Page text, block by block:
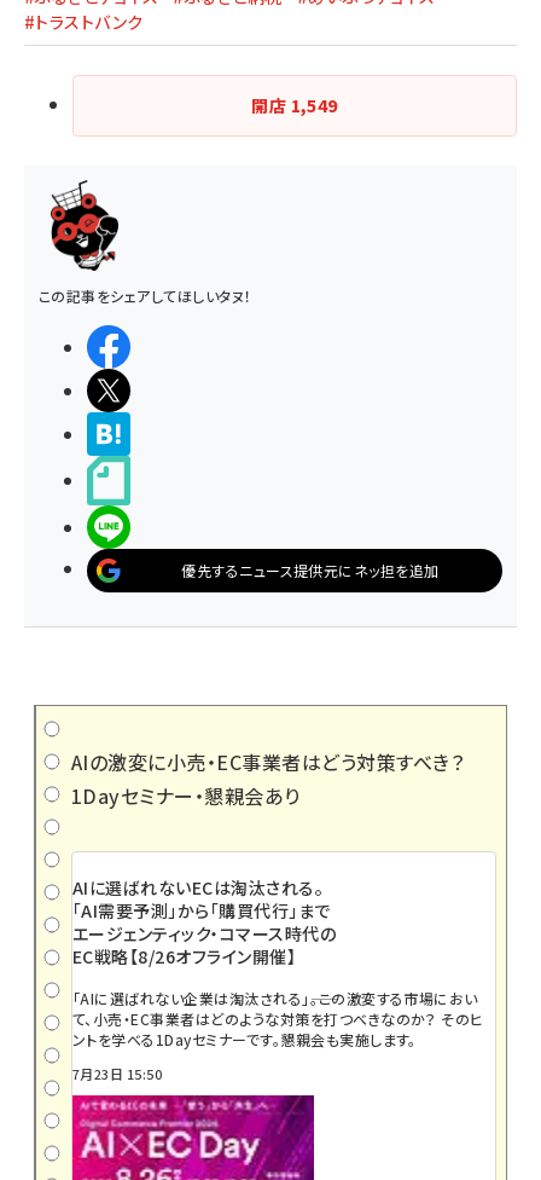
#トラストバンク
開店 1,549
この記事をシェアしてほしいタヌ！
優先するニュース提供元にネッ担を追加
AIの激変に小売・EC事業者はどう対策すべき？
1Dayセミナー・懇親会あり
AIに選ばれないECは淘汰される。
「AI需要予測」から「購買代行」まで
エージェンティック・コマース時代の
EC戦略【8/26オフライン開催】
「AIに選ばれない企業は淘汰される」――。この激変する市場におい
て、小売・EC事業者はどのような対策を打つべきなのか？ そのヒ
ントを学べる1Dayセミナーです。懇親会も実施します。
7月23日 15:50